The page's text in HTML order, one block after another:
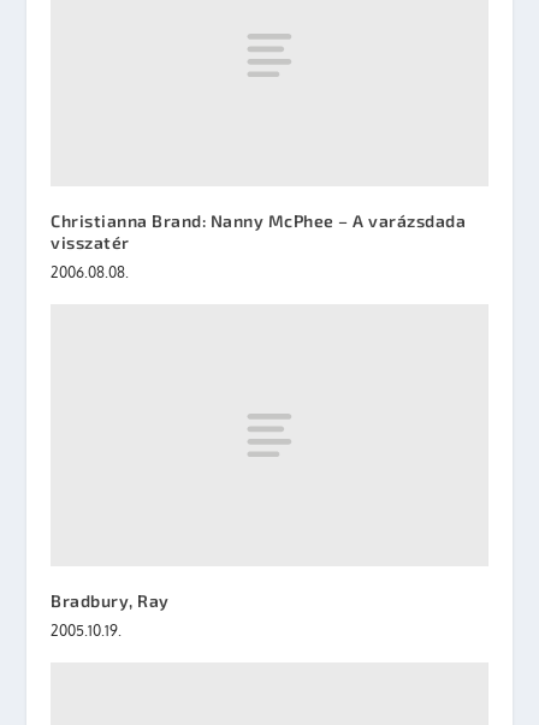
Christianna Brand: Nanny McPhee – A varázsdada
visszatér
2006.08.08.
Bradbury, Ray
2005.10.19.